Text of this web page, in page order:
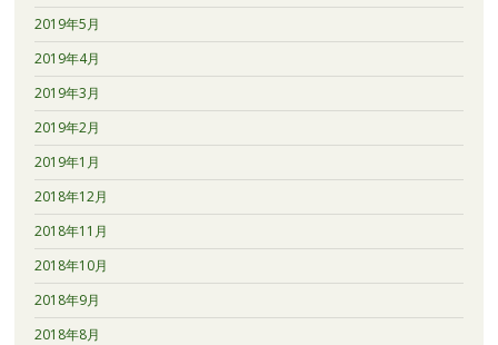
2019年5月
2019年4月
2019年3月
2019年2月
2019年1月
2018年12月
2018年11月
2018年10月
2018年9月
2018年8月